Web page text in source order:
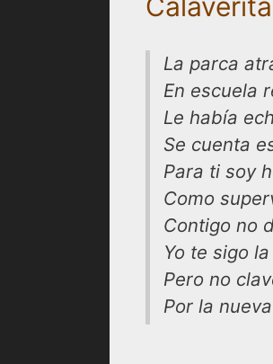
La parca
En escuela
Le había
Se cuenta
Para ti soy
Como
Contigo no
Yo te sigo
Pero no
Por la